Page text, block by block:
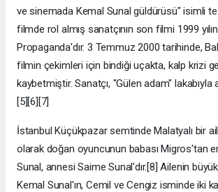
ve sinemada Kemal Sunal güldürüsü" isimli
filmde rol almış sanatçının son filmi 1999
Propaganda'dır. 3 Temmuz 2000 tarihinde,
filmin çekimleri için bindiği uçakta, kalp krizi
kaybetmiştir. Sanatçı, "Gülen adam" lakabıyla
[5][6][7]
İstanbul Küçükpazar semtinde Malatyalı bir
olarak doğan oyuncunun babası Migros'tan
Sunal, annesi Saime Sunal'dır.[8] Ailenin
Kemal Sunal'ın, Cemil ve Cengiz isminde iki